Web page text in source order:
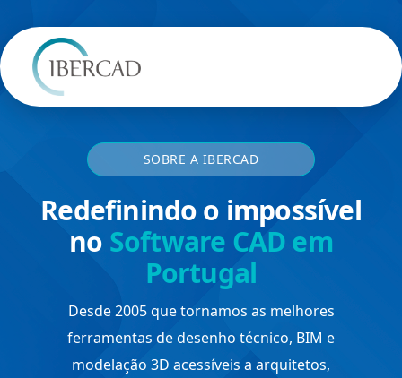
SOBRE A IBERCAD
Redefinindo o impossível
no Software CAD em
Portugal
Desde 2005 que tornamos as melhores
ferramentas de desenho técnico, BIM e
modelação 3D acessíveis a arquitetos,